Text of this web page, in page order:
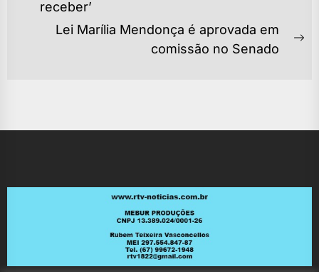
POST
post:
receber’
Lei Marília Mendonça é aprovada em
comissão no Senado